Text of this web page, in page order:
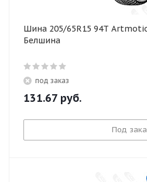
Шина 205/65R15 94T
Белшина
под заказ
131.67 руб.
Под